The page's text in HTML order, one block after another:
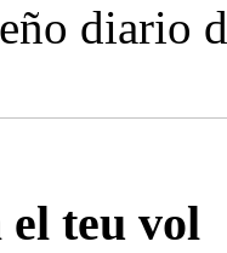
diario
teu vol